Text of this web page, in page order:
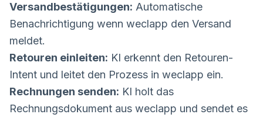
Versandbestätigungen: Automatische
Benachrichtigung wenn weclapp den Versand
meldet.
Retouren einleiten: KI erkennt den Retouren-
Intent und leitet den Prozess in weclapp ein.
Rechnungen senden: KI holt das
Rechnungsdokument aus weclapp und sendet es